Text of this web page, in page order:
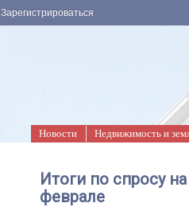
Зарегистрироваться
Новости Недвижимость и
Итоги по спросу
феврале